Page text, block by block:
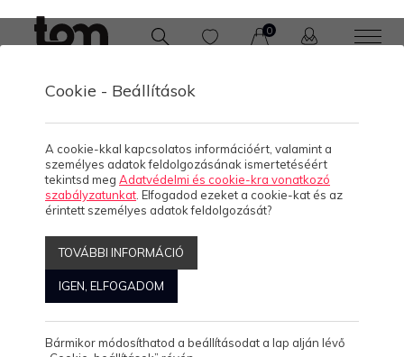
0
Cookie - Beállítások
A cookie-kkal kapcsolatos információért, valamint a
személyes adatok feldolgozásának ismertetéséért
tekintsd meg Adatvédelmi és cookie-kra vonatkozó
szabályzatunkat . Elfogadod ezeket a cookie-kat és az
érintett személyes adatok feldolgozását?
TOVÁBBI INFORMÁCIÓ
IGEN, ELFOGADOM
Bármikor módosíthatod a beállításodat a lap alján lévő